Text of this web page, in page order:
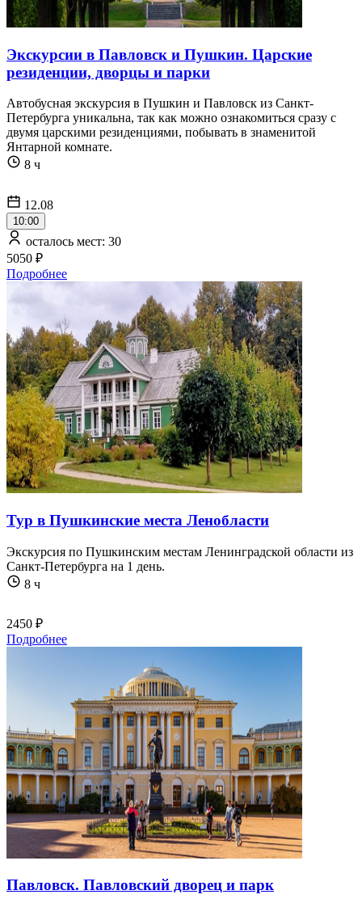
Экскурсии в Павловск и Пушкин. Царские
резиденции, дворцы и парки
Автобусная экскурсия в Пушкин и Павловск из Санкт-
Петербурга уникальна, так как можно ознакомиться сразу с
двумя царскими резиденциями, побывать в знаменитой
Янтарной комнате.
8 ч
12.08
10:00
осталось мест: 30
5050 ₽
Подробнее
Тур в Пушкинские места Ленобласти
Экскурсия по Пушкинским местам Ленинградской области из
Санкт-Петербурга на 1 день.
8 ч
2450 ₽
Подробнее
Павловск. Павловский дворец и парк